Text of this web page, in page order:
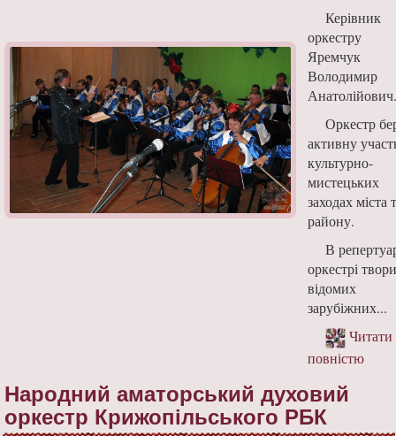
Керівник
оркестру
Яремчук
Володимир
Анатолійович.
Оркестр
активну
культурно-
мистецьких
заходах міста
району.
В
оркестрі твори
відомих
зарубіжних...
Читати
повністю
Народний аматорський духовий
оркестр Крижопільського РБК